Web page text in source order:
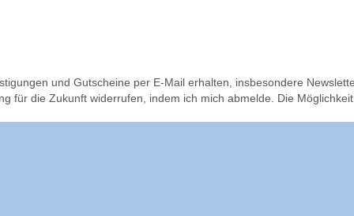
und Gutscheine per E-Mail erhalten, insbesondere
für die Zukunft widerrufen, indem ich mich abmelde. Die